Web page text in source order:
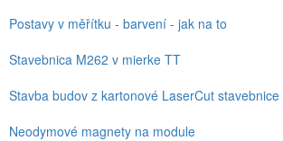
Postavy v měřítku - barvení - jak na to
Stavebnica M262 v mierke TT
Stavba budov z kartonové LaserCut stavebnice
Neodymové magnety na module